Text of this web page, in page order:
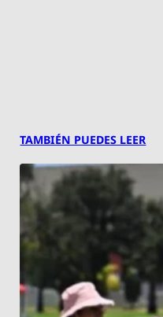
TAMBIÉN PUEDES LEER